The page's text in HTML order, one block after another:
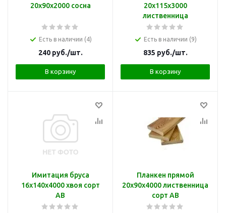
20х90х2000 сосна
Есть в наличии (4)
240руб./шт.
В корзину
20х115х3000
лиственница
Есть в наличии (9)
835 руб./шт.
В корзину
Имитация бруса
16х140х4000 хвоя сорт
АВ
Планкен прямой
20х90х4000 лиственница
сорт АВ